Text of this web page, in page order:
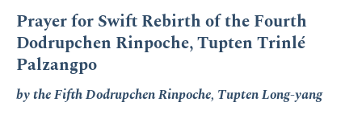
Prayer for Swift Rebirth of the Fourth
Dodrupchen Rinpoche, Tupten Trinlé
Palzangpo
by the Fifth Dodrupchen Rinpoche, Tupten Long-yang